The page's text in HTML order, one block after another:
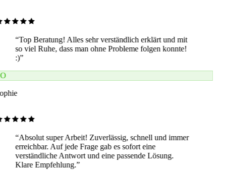
“Top Beratung! Alles sehr verständlich erklärt und mit
so viel Ruhe, dass man ohne Probleme folgen konnte!
:)”
“Absolut super Arbeit! Zuverlässig, schnell und immer
erreichbar. Auf jede Frage gab es sofort eine
verständliche Antwort und eine passende Lösung.
Klare Empfehlung.”